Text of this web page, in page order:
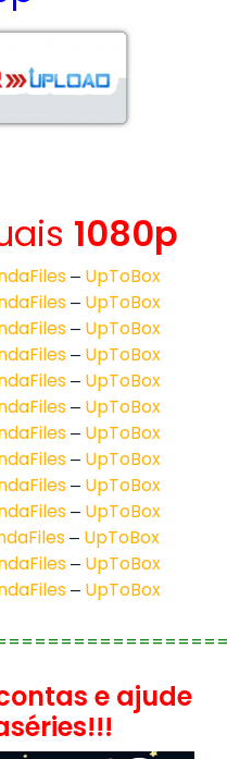
1080p
– UpToBox
– UpToBox
– UpToBox
– UpToBox
– UpToBox
– UpToBox
– UpToBox
– UpToBox
– UpToBox
– UpToBox
– UpToBox
– UpToBox
– UpToBox
e ajude